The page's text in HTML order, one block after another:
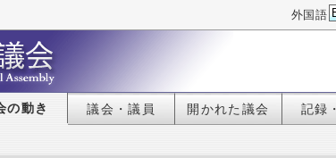
外国語
の動き 議会・議員 開かれた議会 記録